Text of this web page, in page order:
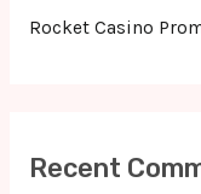
Rocket Casino
Recent